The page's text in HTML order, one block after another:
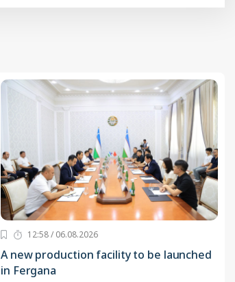
12:58 / 06.08.2026
A new production facility to be launched
in Fergana